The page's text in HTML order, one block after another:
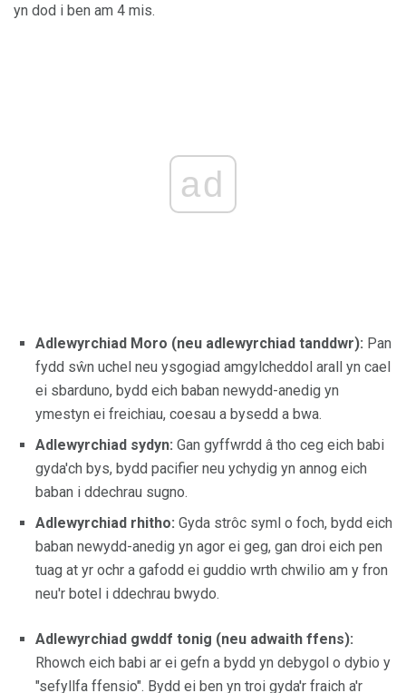
yn dod i ben am 4 mis.
ad
Adlewyrchiad Moro (neu adlewyrchiad tanddwr): Pan
fydd sŵn uchel neu ysgogiad amgylcheddol arall yn cael
ei sbarduno, bydd eich baban newydd-anedig yn
ymestyn ei freichiau, coesau a bysedd a bwa.
Adlewyrchiad sydyn: Gan gyffwrdd â tho ceg eich babi
gyda'ch bys, bydd pacifier neu ychydig yn annog eich
baban i ddechrau sugno.
Adlewyrchiad rhitho: Gyda strôc syml o foch, bydd eich
baban newydd-anedig yn agor ei geg, gan droi eich pen
tuag at yr ochr a gafodd ei guddio wrth chwilio am y fron
neu'r botel i ddechrau bwydo.
Adlewyrchiad gwddf tonig (neu adwaith ffens):
Rhowch eich babi ar ei gefn a bydd yn debygol o dybio y
"sefyllfa ffensio". Bydd ei ben yn troi gyda'r fraich a'r